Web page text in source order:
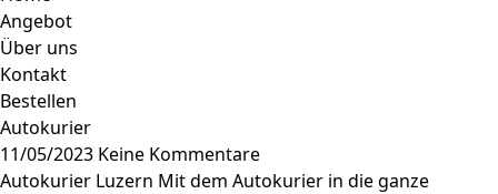
Angebot
Über uns
Kontakt
Bestellen
Autokurier
11/05/2023 Keine Kommentare
Autokurier Luzern Mit dem Autokurier in die ganze